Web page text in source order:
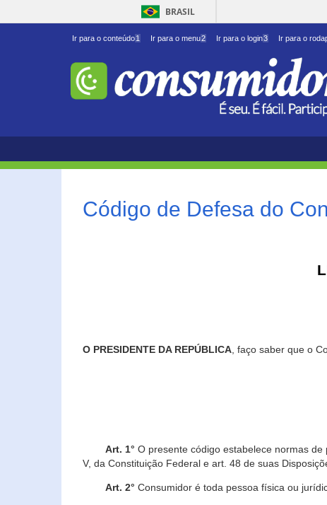
BRASIL
Ir para o conteúdo1 Ir para o menu2 Ir para o login3 Ir para o
Código de Defesa do
O PRESIDENTE DA REPÚBLICA, faço saber que o
Art. 1° O presente código estabelece normas
V, da Constituição Federal e art. 48 de suas
Art. 2° Consumidor é toda pessoa física ou